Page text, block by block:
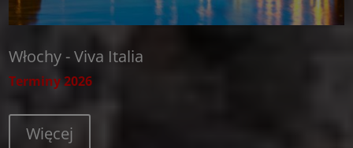
Włochy - Viva Italia
Terminy 2026
Więcej